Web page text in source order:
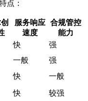
点：
服务响应
速度
合规管控
能力
快
强
一般
强
快
一般
快 较强